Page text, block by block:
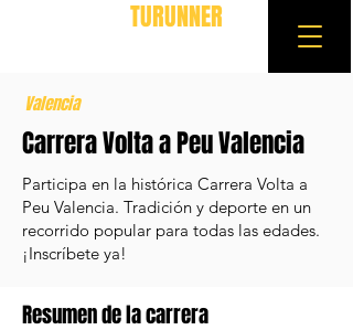
TURUNNER
Valencia
Carrera Volta a Peu Valencia
Participa en la histórica Carrera Volta a
Peu Valencia. Tradición y deporte en un
recorrido popular para todas las edades.
¡Inscríbete ya!
Resumen de la carrera